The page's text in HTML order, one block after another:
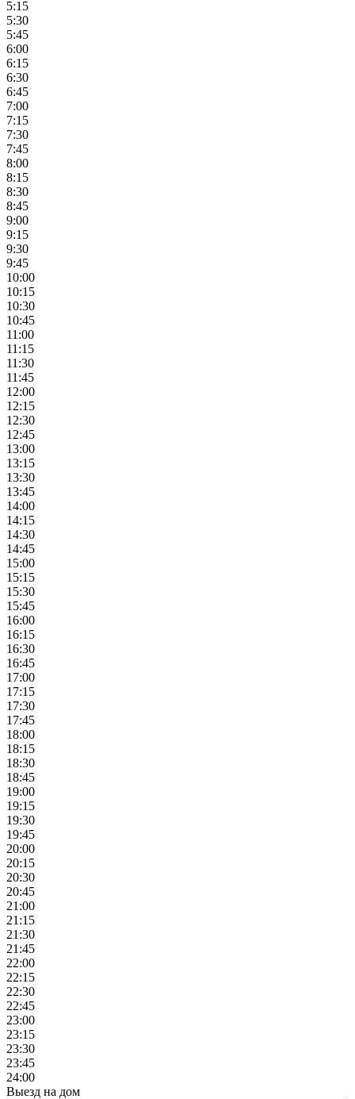
5:15
5:30
5:45
6:00
6:15
6:30
6:45
7:00
7:15
7:30
7:45
8:00
8:15
8:30
8:45
9:00
9:15
9:30
9:45
10:00
10:15
10:30
10:45
11:00
11:15
11:30
11:45
12:00
12:15
12:30
12:45
13:00
13:15
13:30
13:45
14:00
14:15
14:30
14:45
15:00
15:15
15:30
15:45
16:00
16:15
16:30
16:45
17:00
17:15
17:30
17:45
18:00
18:15
18:30
18:45
19:00
19:15
19:30
19:45
20:00
20:15
20:30
20:45
21:00
21:15
21:30
21:45
22:00
22:15
22:30
22:45
23:00
23:15
23:30
23:45
24:00
Выезд на дом